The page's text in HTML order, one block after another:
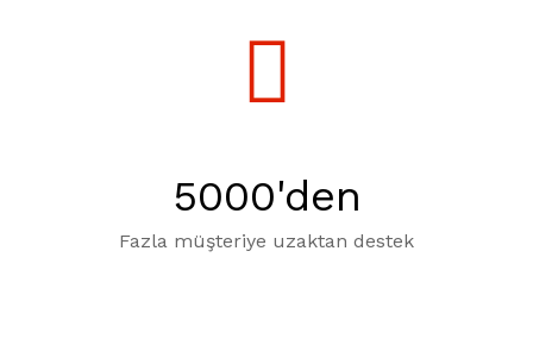
5000'den
Fazla müşteriye uzaktan destek